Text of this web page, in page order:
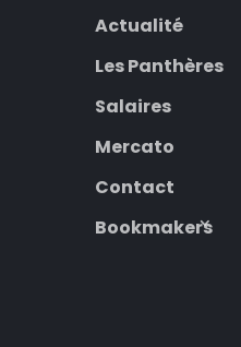
Actualité
Les Panthères
Salaires
Mercato
Contact
Bookmakers